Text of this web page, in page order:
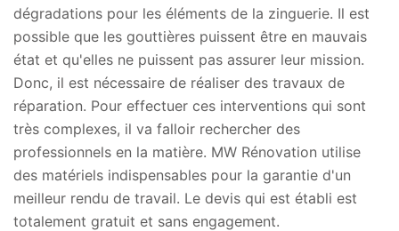
dégradations pour les éléments de la zinguerie. Il est
possible que les gouttières puissent être en mauvais
état et qu'elles ne puissent pas assurer leur mission.
Donc, il est nécessaire de réaliser des travaux de
réparation. Pour effectuer ces interventions qui sont
très complexes, il va falloir rechercher des
professionnels en la matière. MW Rénovation utilise
des matériels indispensables pour la garantie d'un
meilleur rendu de travail. Le devis qui est établi est
totalement gratuit et sans engagement.